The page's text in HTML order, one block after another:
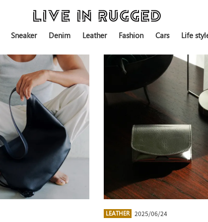
Sneaker Denim Leather Fashion Cars Life
LEATHER 2025/06/24